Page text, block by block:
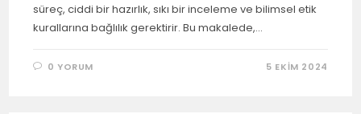
süreç, ciddi bir hazırlık, sıkı bir inceleme ve bilimsel etik
kurallarına bağlılık gerektirir. Bu makalede,…
0 YORUM 5 EKIM 2024